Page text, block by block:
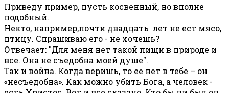
Приведу пример, пусть косвенный, но вполне
подобный.
Некто, например,почти двадцать лет не ест мясо,
птицу. Спрашиваю его - не хочешь?
Отвечает: "Для меня нет такой пищи в природе и
все. Она не съедобна моей душе".
Так и война. Когда веришь, то ее нет в тебе – он
«несъедобна». Как можно убить Бога, а человек -